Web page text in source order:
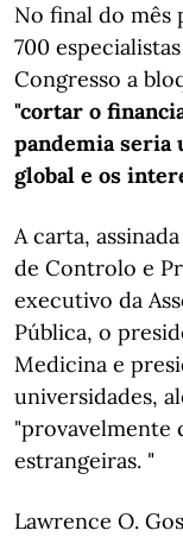
No final do mês
700
Congresso a
"cortar o
pandemia seria
global e os
A carta,
de Controlo e
executivo da
Pública, o
Medicina e
universidades,
"provavelmente
estrangeiras. "
Lawrence O.